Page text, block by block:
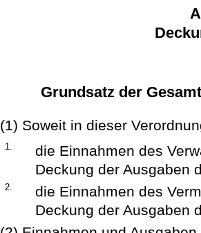
Grundsatz der
(1) Soweit in dieser
1.
die Einnahmen des
Deckung der Ausgaben
2.
die Einnahmen des
Deckung der Ausgaben